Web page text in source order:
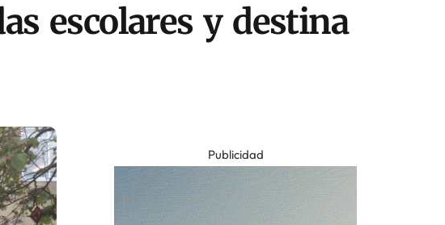
escolares y destina
Publicidad